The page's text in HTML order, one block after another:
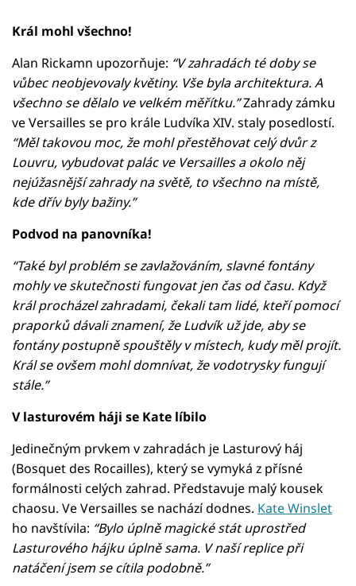
Král mohl všechno!
Alan Rickamn upozorňuje: “V zahradách té doby se
vůbec neobjevovaly květiny. Vše byla architektura. A
všechno se dělalo ve velkém měřítku.”Zahrady zámku
ve Versailles se pro krále Ludvíka XIV. staly posedlostí.
“Měl takovou moc, že mohl přestěhovat celý dvůr z
Louvru, vybudovat palác ve Versailles a okolo něj
nejúžasnější zahrady na světě, to všechno na místě,
kde dřív byly bažiny.”
Podvod na panovníka!
“Také byl problém se zavlažováním, slavné fontány
mohly ve skutečnosti fungovat jen čas od času. Když
král procházel zahradami, čekali tam lidé, kteří pomocí
praporků dávali znamení, že Ludvík už jde, aby se
fontány postupně spouštěly v místech, kudy měl projít.
Král se ovšem mohl domnívat, že vodotrysky fungují
stále.”
V lasturovém háji se Kate líbilo
Jedinečným prvkem v zahradách je Lasturový háj
(Bosquet des Rocailles), který se vymyká z přísné
formálnosti celých zahrad. Představuje malý kousek
chaosu. Ve Versailles se nachází dodnes. Kate Winslet
ho navštívila: “Bylo úplně magické stát uprostřed
Lasturového hájku úplně sama. V naší replice při
natáčení jsem se cítila podobně.”